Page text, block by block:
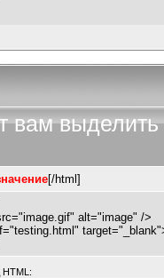
вам
[/html]
alt="image" />
HTML: